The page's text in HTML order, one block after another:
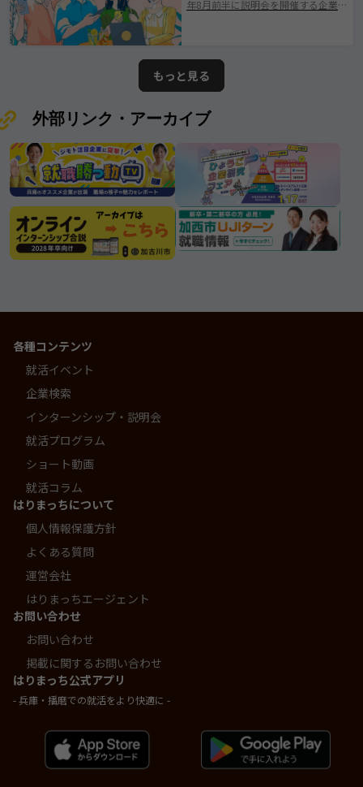
値創出に挑戦されている企業です
が誇る優良企業”と呼ぶにふさわしい
存在です。
年8月前半に説明会を開催する企業を
の情報となります。ムツミ商事株式
会社
もっと見る
外部リンク・アーカイブ
各種コンテンツ
就活イベント
企業検索
インターンシップ・説明会
就活プログラム
ショート動画
就活コラム
はりまっちについて
個人情報保護方針
よくある質問
運営会社
はりまっちエージェント
お問い合わせ
お問い合わせ
掲載に関するお問い合わせ
はりまっち公式アプリ
- 兵庫・播磨での就活をより快適に -